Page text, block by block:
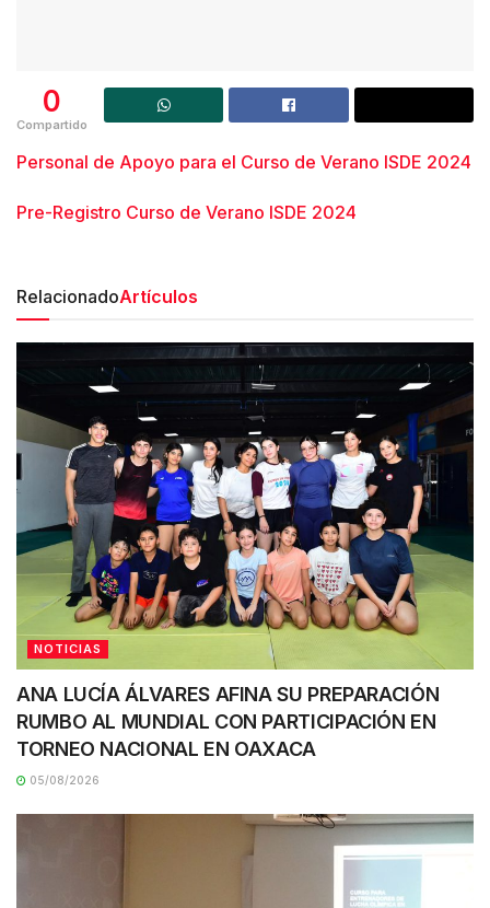
0
Compartido
Personal de Apoyo para el Curso de Verano ISDE 2024
Pre-Registro Curso de Verano ISDE 2024
RelacionadoArtículos
NOTICIAS
ANA LUCÍA ÁLVARES AFINA SU PREPARACIÓN
RUMBO AL MUNDIAL CON PARTICIPACIÓN EN
TORNEO NACIONAL EN OAXACA
05/08/2026